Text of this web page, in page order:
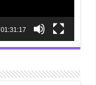
01:31:17